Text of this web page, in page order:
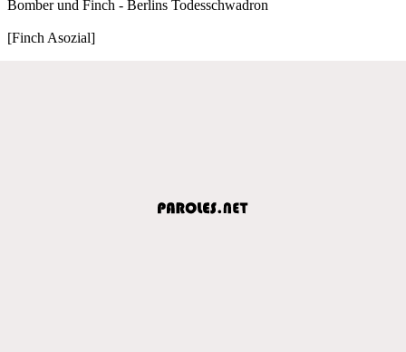
Bomber und Finch - Berlins Todesschwadron
[Finch Asozial]